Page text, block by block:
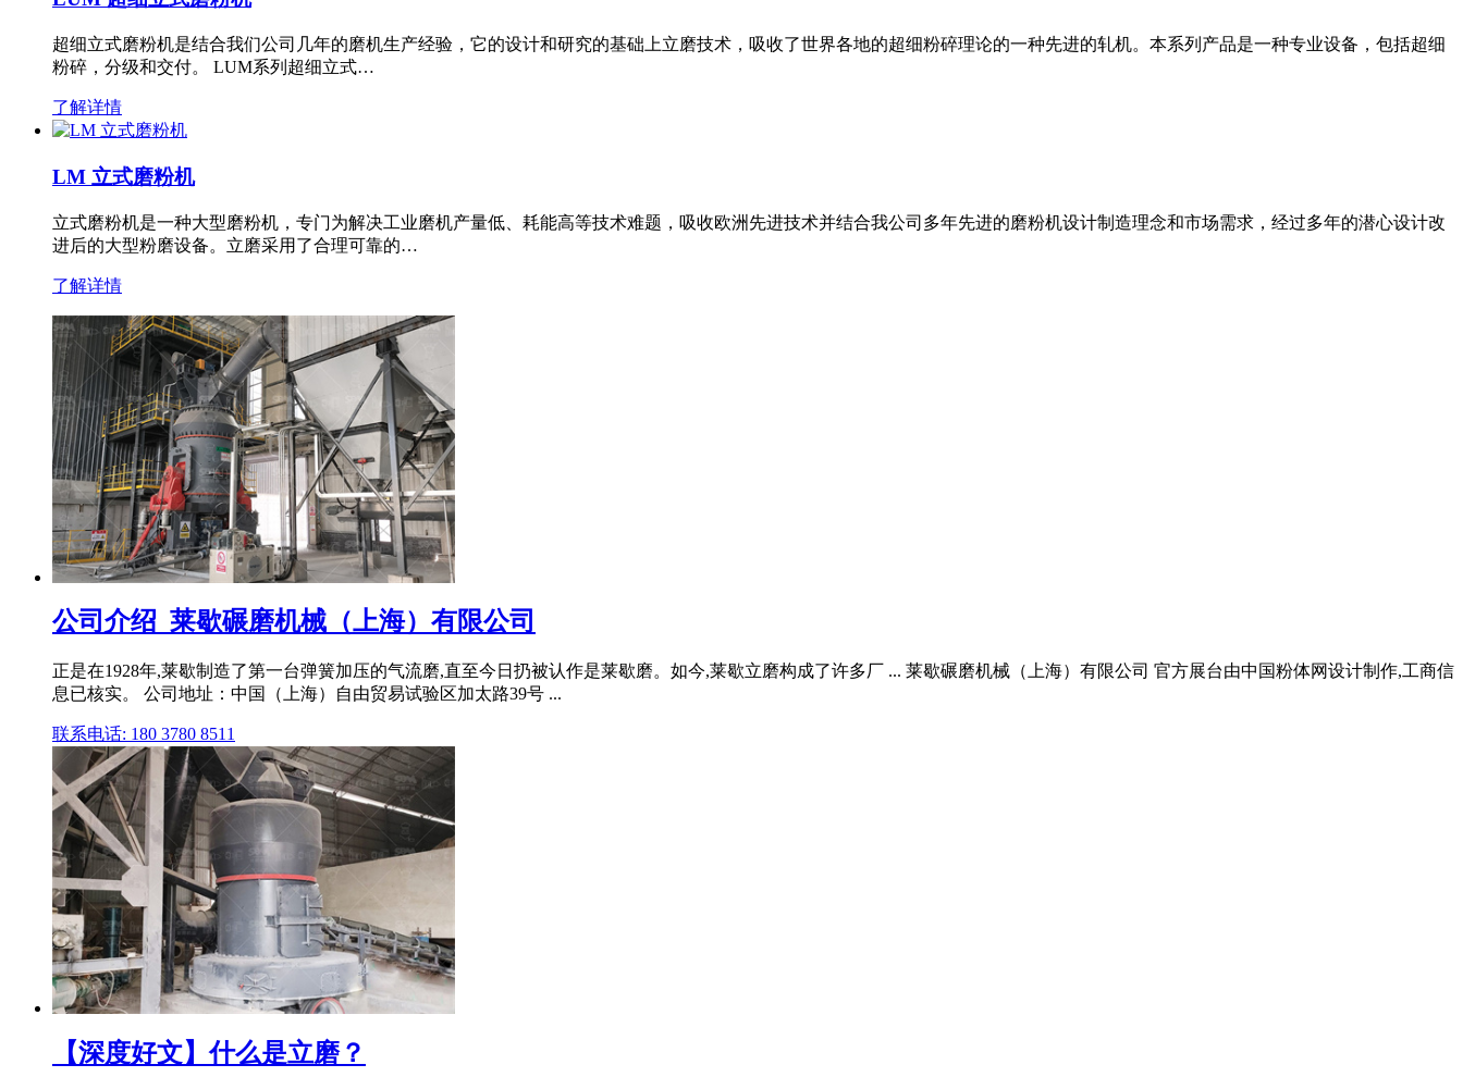
超细立式磨粉机是结合我们公司几年的磨机生产经验，它的设计和研究的基础上立磨技术，吸收了世界各地的超细粉碎理论的一种先进的轧机。本系列产品是一种专业设备，包括超细
粉碎，分级和交付。 LUM系列超细立式…
了解详情
LM 立式磨粉机
立式磨粉机是一种大型磨粉机，专门为解决工业磨机产量低、耗能高等技术难题，吸收欧洲先进技术并结合我公司多年先进的磨粉机设计制造理念和市场需求，经过多年的潜心设计改
进后的大型粉磨设备。立磨采用了合理可靠的…
了解详情
公司介绍_莱歇碾磨机械（上海）有限公司
正是在1928年,莱歇制造了第一台弹簧加压的气流磨,直至今日扔被认作是莱歇磨。如今,莱歇立磨构成了许多厂 ... 莱歇碾磨机械（上海）有限公司 官方展台由中国粉体网设计制作,工商信
息已核实。 公司地址：中国（上海）自由贸易试验区加太路39号 ...
联系电话: 180 3780 8511
【深度好文】什么是立磨？